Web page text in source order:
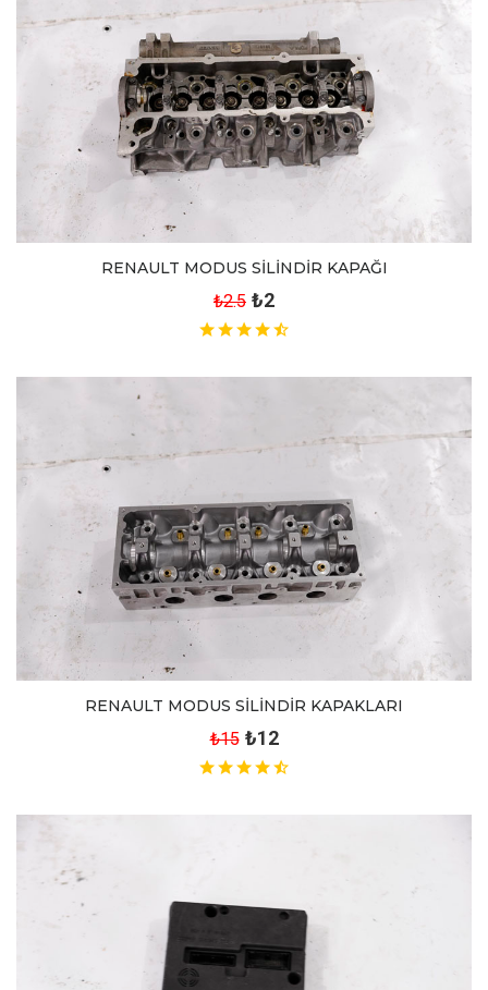
RENAULT MODUS SİLİNDİR KAPAĞI
₺2.5 ₺2
RENAULT MODUS SİLİNDİR KAPAKLARI
₺15 ₺12